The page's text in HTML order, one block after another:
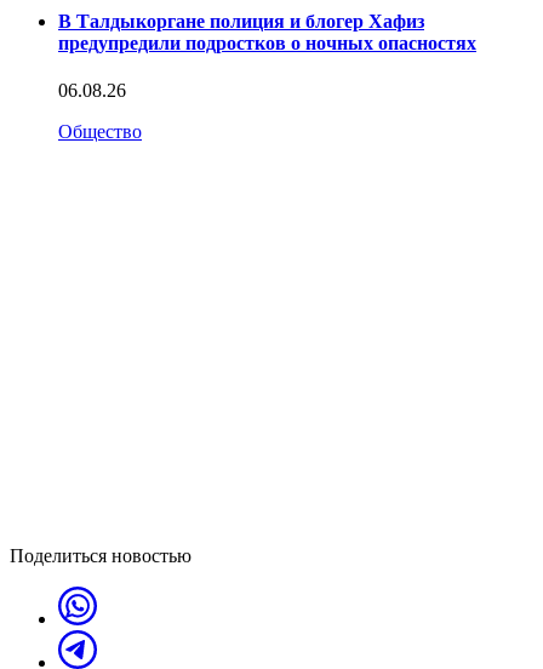
В Талдыкоргане полиция и блогер Хафиз
предупредили подростков о ночных опасностях
06.08.26
Общество
Поделиться новостью